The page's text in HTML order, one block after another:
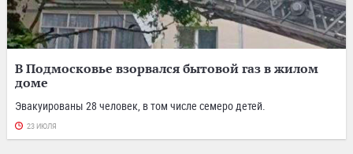
В Подмосковье взорвался бытовой газ в жилом
доме
Эвакуированы 28 человек, в том числе семеро детей.
23 ИЮЛЯ